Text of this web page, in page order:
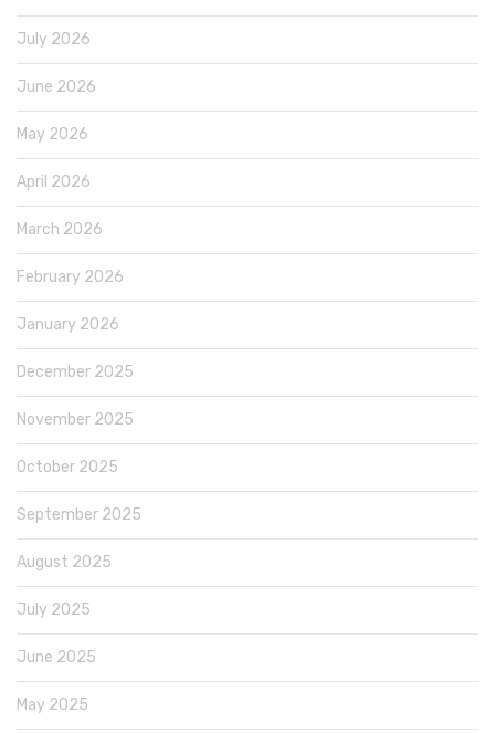
July 2026
June 2026
May 2026
April 2026
March 2026
February 2026
January 2026
December 2025
November 2025
October 2025
September 2025
August 2025
July 2025
June 2025
May 2025